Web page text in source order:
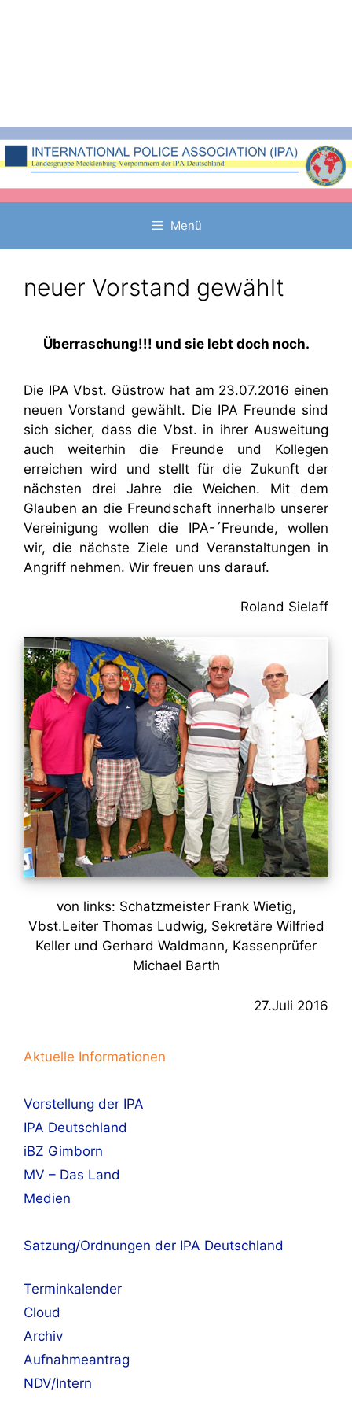
Menü
neuer Vorstand gewählt
Überraschung!!! und sie lebt doch noch.
Die IPA Vbst. Güstrow hat am 23.07.2016 einen
neuen Vorstand gewählt. Die IPA Freunde sind
sich sicher, dass die Vbst. in ihrer Ausweitung
auch weiterhin die Freunde und Kollegen
erreichen wird und stellt für die Zukunft der
nächsten drei Jahre die Weichen. Mit dem
Glauben an die Freundschaft innerhalb unserer
Vereinigung wollen die IPA-´Freunde, wollen
wir, die nächste Ziele und Veranstaltungen in
Angriff nehmen. Wir freuen uns darauf.
Roland Sielaff
von links: Schatzmeister Frank Wietig,
Vbst.Leiter Thomas Ludwig, Sekretäre Wilfried
Keller und Gerhard Waldmann, Kassenprüfer
Michael Barth
27.Juli 2016
Aktuelle Informationen
Vorstellung der IPA
IPA Deutschland
iBZ Gimborn
MV – Das Land
Medien
Satzung/Ordnungen der IPA Deutschland
Terminkalender
Cloud
Archiv
Aufnahmeantrag
NDV/Intern